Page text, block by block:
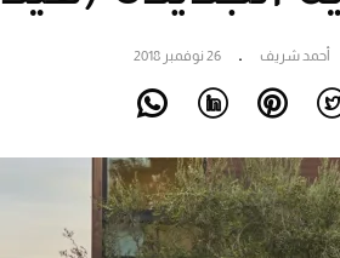
أحمد شريف 26 نوفمبر 2018